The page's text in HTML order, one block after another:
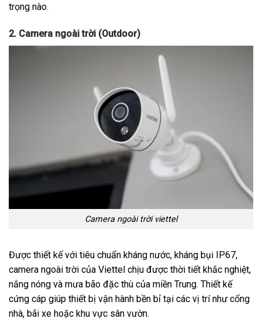
trọng nào.
2. Camera ngoài trời (Outdoor)
Camera ngoài trời viettel
Được thiết kế với tiêu chuẩn kháng nước, kháng bụi IP67,
camera ngoài trời của Viettel chịu được thời tiết khắc nghiệt,
nắng nóng và mưa bão đặc thù của miền Trung. Thiết kế
cứng cáp giúp thiết bị vận hành bền bỉ tại các vị trí như cổng
nhà, bãi xe hoặc khu vực sân vườn.